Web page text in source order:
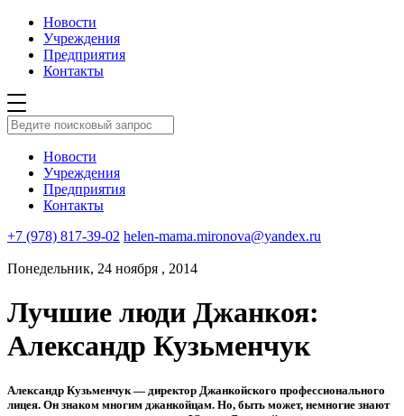
Новости
Учреждения
Предприятия
Контакты
Новости
Учреждения
Предприятия
Контакты
+7 (978) 817-39-02 helen-mama.mironova@yandex.ru
Понедельник, 24 ноября , 2014
Лучшие люди Джанкоя:
Александр Кузьменчук
Александр Кузьменчук — директор Джанкойского профессионального
лицея. Он знаком многим джанкойцам. Но, быть может, немногие знают